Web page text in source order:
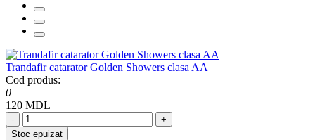
Trandafir catarator Golden Showers clasa AA
Cod produs:
0
120 MDL
-
+
Stoc epuizat